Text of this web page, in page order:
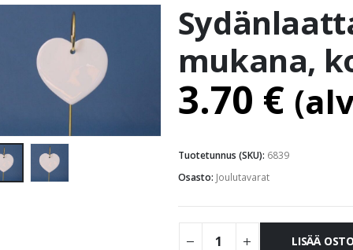
mukana,
3.70 €
Tuotetunnus (SKU): 6839
Osasto: Joulutavarat
LISÄÄ